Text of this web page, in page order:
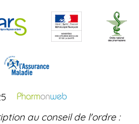
au conseil de l'ordre :